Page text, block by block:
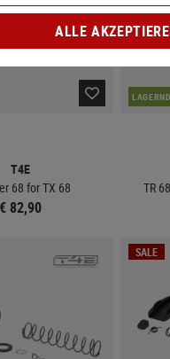
T4E
68 for TX 68
€ 82,90
LAGERND
TR
SALE
ALLE